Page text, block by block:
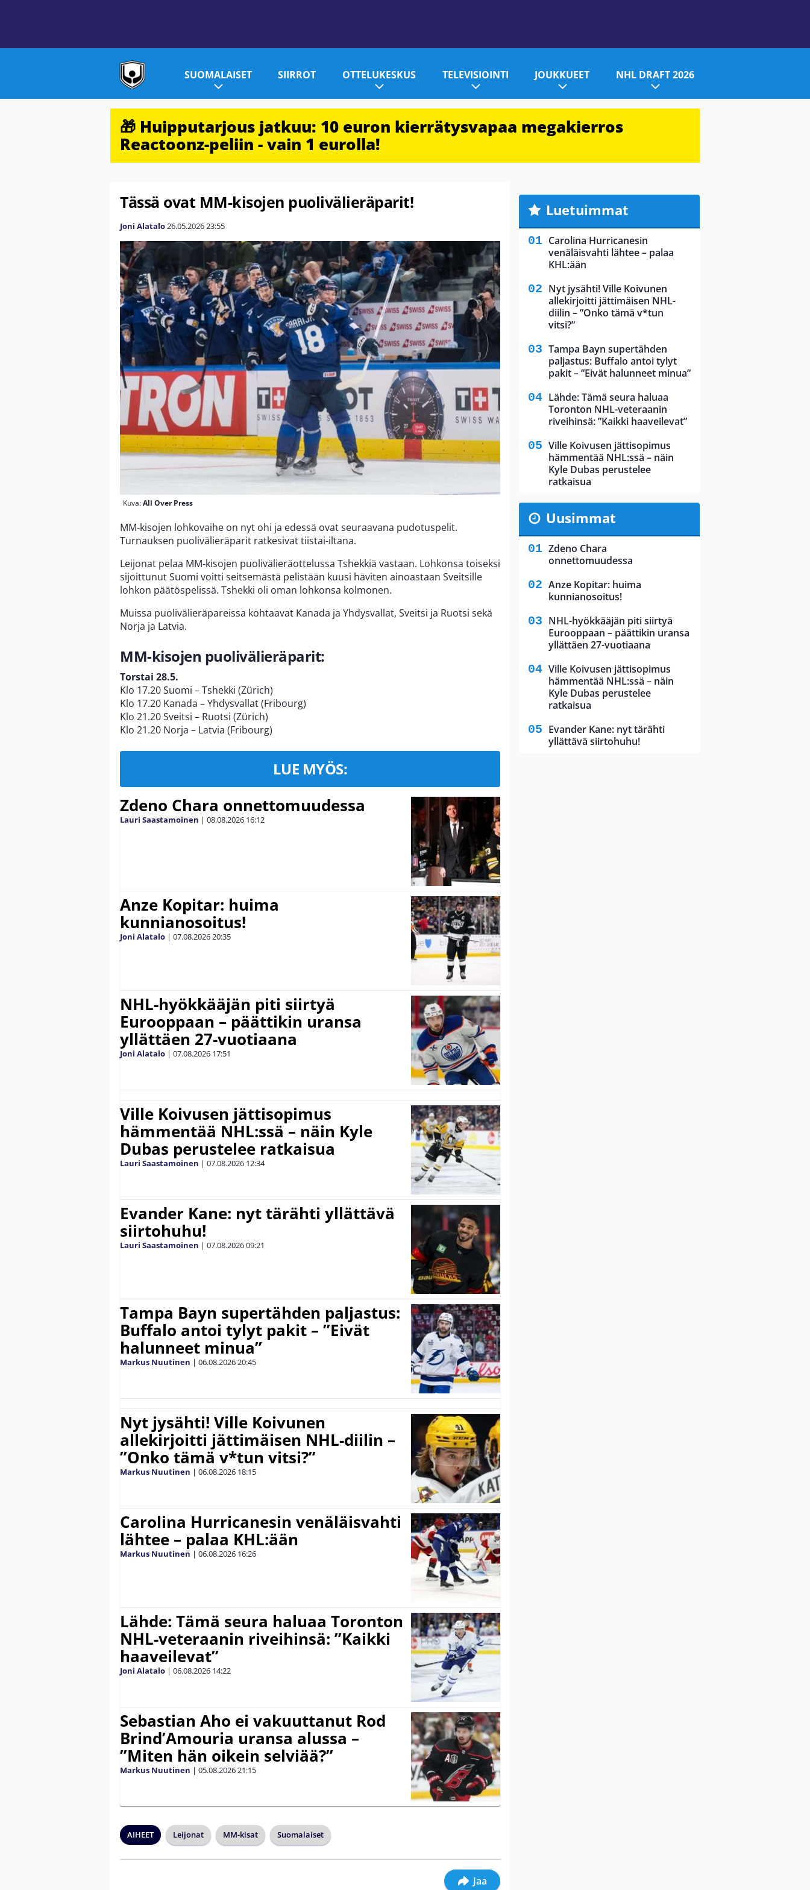
SUOMALAISET SIIRROT OTTELUKESKUS TELEVISIOINTI JOUKKUEET NHL DRAFT 2026
🎁 Huipputarjous jatkuu: 10 euron kierrätysvapaa megakierros
Reactoonz-peliin - vain 1 eurolla!
Tässä ovat MM-kisojen puolivälieräparit!
Joni Alatalo26.05.202623:55
Kuva:All Over Press
MM-kisojen lohkovaihe on nyt ohi ja edessä ovat seuraavana pudotuspelit.
Turnauksen puolivälieräparit ratkesivat tiistai-iltana.
Leijonat pelaa MM-kisojen puolivälieräottelussa Tshekkiä vastaan. Lohkonsa toiseksi
sijoittunut Suomi voitti seitsemästä pelistään kuusi häviten ainoastaan Sveitsille
lohkon päätöspelissä. Tshekki oli oman lohkonsa kolmonen.
Muissa puolivälieräpareissa kohtaavat Kanada ja Yhdysvallat, Sveitsi ja Ruotsi sekä
Norja ja Latvia.
MM-kisojen puolivälieräparit:
Torstai 28.5.
Klo 17.20 Suomi – Tshekki (Zürich)
Klo 17.20 Kanada – Yhdysvallat (Fribourg)
Klo 21.20 Sveitsi – Ruotsi (Zürich)
Klo 21.20 Norja – Latvia (Fribourg)
LUE MYÖS:
Zdeno Chara onnettomuudessa
Lauri Saastamoinen | 08.08.2026 16:12
Anze Kopitar: huima
kunnianosoitus!
Joni Alatalo | 07.08.202620:35
NHL-hyökkääjän piti siirtyä
Eurooppaan – päättikin uransa
yllättäen 27-vuotiaana
Joni Alatalo | 07.08.2026 17:51
Ville Koivusen jättisopimus
hämmentää NHL:ssä – näin Kyle
Dubas perustelee ratkaisua
Lauri Saastamoinen | 07.08.2026 12:34
Evander Kane: nyt tärähti yllättävä
siirtohuhu!
Lauri Saastamoinen | 07.08.202609:21
Tampa Bayn supertähden paljastus:
Buffalo antoi tylyt pakit – ”Eivät
halunneet minua”
Markus Nuutinen | 06.08.202620:45
Nyt jysähti! Ville Koivunen
allekirjoitti jättimäisen NHL-diilin –
”Onko tämä v*tun vitsi?”
Markus Nuutinen | 06.08.2026 18:15
Carolina Hurricanesin venäläisvahti
lähtee – palaa KHL:ään
Markus Nuutinen | 06.08.2026 16:26
Lähde: Tämä seura haluaa Toronton
NHL-veteraanin riveihinsä: ”Kaikki
haaveilevat”
Joni Alatalo | 06.08.2026 14:22
Sebastian Aho ei vakuuttanut Rod
Brind’Amouria uransa alussa –
”Miten hän oikein selviää?”
Markus Nuutinen | 05.08.202621:15
AIHEET Leijonat MM-kisat Suomalaiset
Jaa
Luetuimmat
Carolina Hurricanesin
venäläisvahti lähtee – palaa
KHL:ään
Nyt jysähti! Ville Koivunen
allekirjoitti jättimäisen NHL-
diilin – ”Onko tämä v*tun
vitsi?”
Tampa Bayn supertähden
paljastus: Buffalo antoi tylyt
pakit – ”Eivät halunneet minua”
Lähde: Tämä seura haluaa
Toronton NHL-veteraanin
riveihinsä: ”Kaikki haaveilevat”
Ville Koivusen jättisopimus
hämmentää NHL:ssä – näin
Kyle Dubas perustelee
ratkaisua
Uusimmat
Zdeno Chara
onnettomuudessa
Anze Kopitar: huima
kunnianosoitus!
NHL-hyökkääjän piti siirtyä
Eurooppaan – päättikin uransa
yllättäen 27-vuotiaana
Ville Koivusen jättisopimus
hämmentää NHL:ssä – näin
Kyle Dubas perustelee
ratkaisua
Evander Kane: nyt tärähti
yllättävä siirtohuhu!